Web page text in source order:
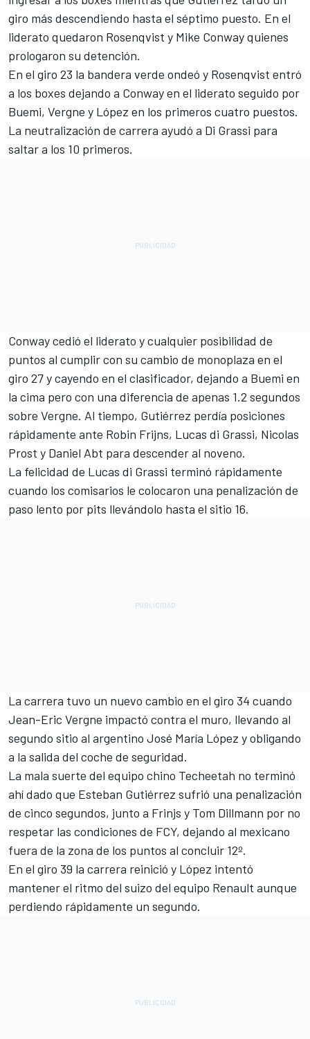
giro más descendiendo hasta el séptimo puesto. En el
liderato quedaron Rosenqvist y Mike Conway quienes
prologaron su detención.
En el giro 23 la bandera verde ondeó y Rosenqvist entró
a los boxes dejando a Conway en el liderato seguido por
Buemi, Vergne y López en los primeros cuatro puestos.
La neutralización de carrera ayudó a Di Grassi para
saltar a los 10 primeros.
Conway cedió el liderato y cualquier posibilidad de
puntos al cumplir con su cambio de monoplaza en el
giro 27 y cayendo en el clasificador, dejando a Buemi en
la cima pero con una diferencia de apenas 1.2 segundos
sobre Vergne. Al tiempo, Gutiérrez perdía posiciones
rápidamente ante Robin Frijns, Lucas di Grassi, Nicolas
Prost y Daniel Abt para descender al noveno.
La felicidad de Lucas di Grassi terminó rápidamente
cuando los comisarios le colocaron una penalización de
paso lento por pits llevándolo hasta el sitio 16.
La carrera tuvo un nuevo cambio en el giro 34 cuando
Jean-Eric Vergne impactó contra el muro, llevando al
segundo sitio al argentino José María López y obligando
a la salida del coche de seguridad.
La mala suerte del equipo chino Techeetah no terminó
ahí dado que Esteban Gutiérrez sufrió una penalización
de cinco segundos, junto a Frinjs y Tom Dillmann por no
respetar las condiciones de FCY, dejando al mexicano
fuera de la zona de los puntos al concluir 12º.
En el giro 39 la carrera reinició y López intentó
mantener el ritmo del suizo del equipo Renault aunque
perdiendo rápidamente un segundo.